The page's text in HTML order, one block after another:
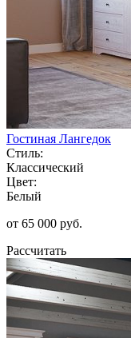
Гостиная Лангедок
Стиль:
Классический
Цвет:
Белый
от 65 000 руб.
Рассчитать